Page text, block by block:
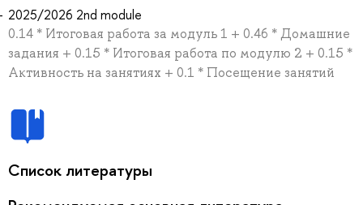
2025/2026 2nd module
0.14 * Итоговая работа за модуль 1 + 0.46 * Домашние
задания + 0.15 * Итоговая работа по модулю 2 + 0.15 *
Активность на занятиях + 0.1 * Посещение занятий
Список литературы